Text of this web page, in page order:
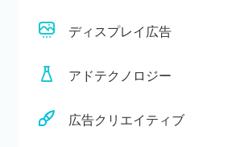
ディスプレイ広告
アドテクノロジー
広告クリエイティブ